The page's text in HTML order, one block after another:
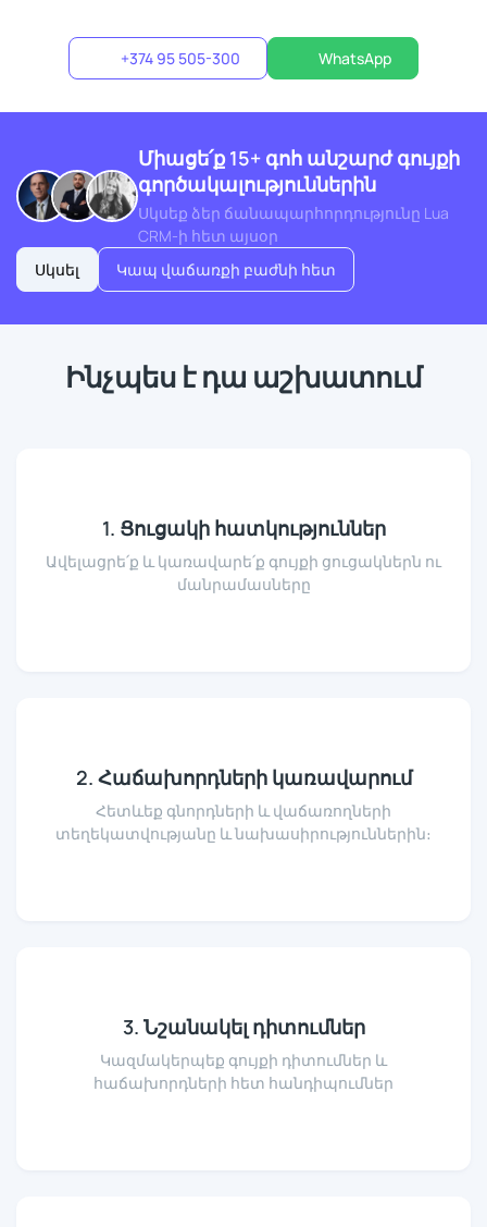
+374 95 505-300 WhatsApp
Միացե՛ք 15+ գոհ անշարժ գույքի
գործակալություններին
Սկսեք ձեր ճանապարհորդությունը Lua
CRM-ի հետ այսօր
Սկսել
Կապ վաճառքի բաժնի հետ
Ինչպես է դա աշխատում
1. Ցուցակի հատկություններ
Ավելացրե՛ք և կառավարե՛ք գույքի ցուցակներն ու
մանրամասները
2. Հաճախորդների կառավարում
Հետևեք գնորդների և վաճառողների
տեղեկատվությանը և նախասիրություններին։
3. Նշանակել դիտումներ
Կազմակերպեք գույքի դիտումներ և
հաճախորդների հետ հանդիպումներ